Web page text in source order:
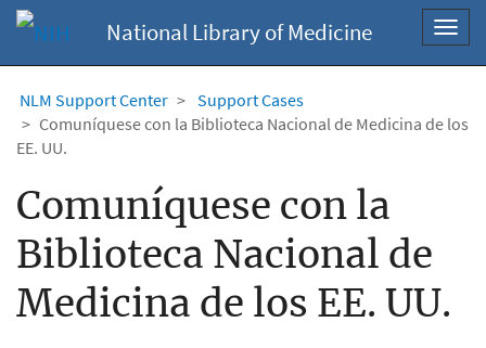
National Library of Medicine
NLM Support Center
Support Cases
Comuníquese con la Biblioteca Nacional de Medicina de los
EE. UU.
Comuníquese con la
Biblioteca Nacional de
Medicina de los EE. UU.